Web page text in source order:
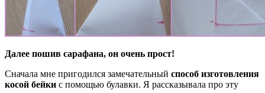
Далее пошив сарафана, он очень прост!
Сначала мне пригодился замечательный способ изготовления
косой бейки с помощью булавки. Я рассказывала про эту